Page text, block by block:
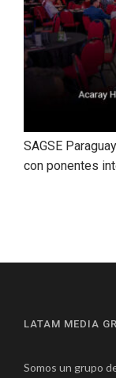
SAGSE
con ponentes
LATAM MEDIA
Somos un grupo